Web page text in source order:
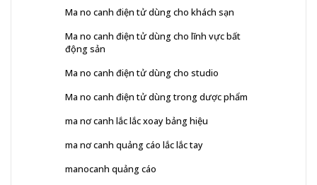
Ma no canh điện tử dùng cho khách sạn
Ma no canh điện tử dùng cho lĩnh vực bất
động sản
Ma no canh điện tử dùng cho studio
Ma no canh điện tử dùng trong dược phẩm
ma nơ canh lắc lắc xoay bảng hiệu
ma nơ canh quảng cáo lắc lắc tay
manocanh quảng cáo